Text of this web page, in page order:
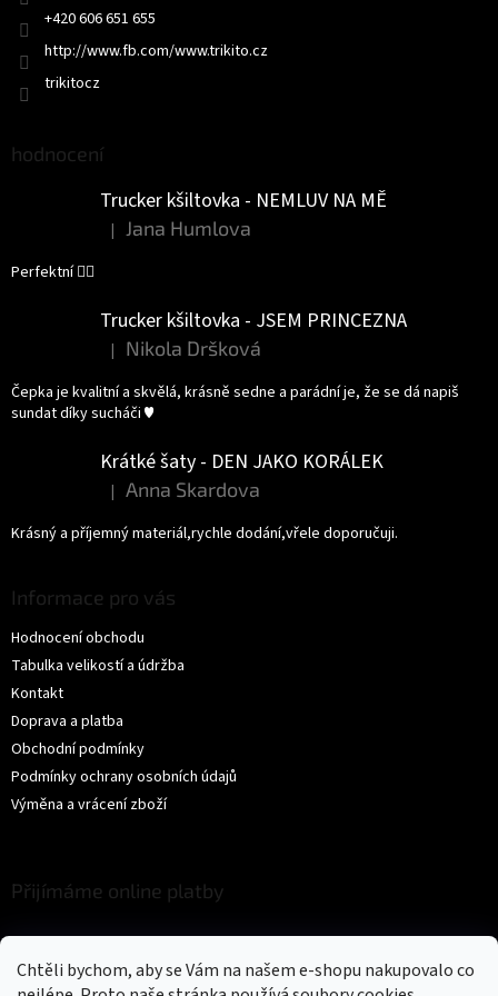
Chtěli bychom, aby se Vám na našem e-shopu nakupovalo co
+420 606 651 655
http://www.fb.com/www.trikito.cz
trikitocz
hodnocení
Trucker kšiltovka - NEMLUV NA MĚ
Hodnocení produktu je 5 z 5 hvězdiček.
| Jana Humlova
Perfektní 👌🏻
Trucker kšiltovka - JSEM PRINCEZNA
Hodnocení produktu je 5 z 5 hvězdiček.
| Nikola Dršková
Čepka je kvalitní a skvělá, krásně sedne a parádní je, že se dá napiš
sundat díky sucháči ♥️
Krátké šaty - DEN JAKO KORÁLEK
Hodnocení produktu je 5 z 5 hvězdiček.
| Anna Skardova
Krásný a příjemný materiál,rychle dodání,vřele doporučuji.
Informace pro vás
Hodnocení obchodu
Tabulka velikostí a údržba
Kontakt
Doprava a platba
Obchodní podmínky
Podmínky ochrany osobních údajů
Výměna a vrácení zboží
Přijímáme online platby